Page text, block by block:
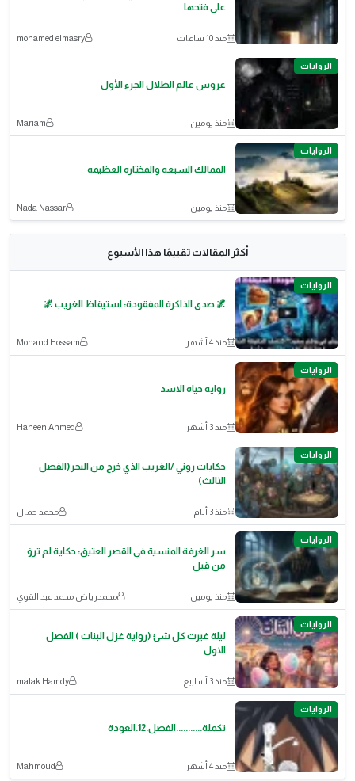
على فتحها
منذ 10 ساعات mohamed elmasry
الروايات
عروس عالم الظلال الجزء الأول
منذ يومين Mariam
الروايات
الممالك السبعه والمختاره العظيمه
منذ يومين Nada Nassar
أكثر المقالات تقييمًا هذا الأسبوع
الروايات
🌌 صدى الذاكرة المفقودة: استيقاظ الغريب 🌌
منذ 4 أشهر Mohand Hossam
الروايات
روايه حياه الاسد
منذ 3 أشهر Haneen Ahmed
الروايات
حكايات روني /الغريب الذي خرج من البحر(الفصل
الثالث)
منذ 3 أيام محمد جمال
الروايات
سر الغرفة المنسية في القصر العتيق: حكاية لم تروَ
من قبل
منذ يومين محمدرياض محمد عبد القوي
الروايات
ليلة غيرت كل شئ (رواية غزل البنات ) الفصل
الاول
منذ 3 أسابيع malak Hamdy
الروايات
تكملة...........الفصل.12.العودة
منذ 4 أشهر Mahmoud